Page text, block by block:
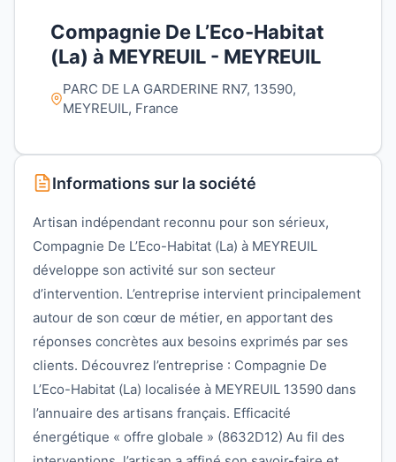
Compagnie De L’Eco-Habitat
(La) à MEYREUIL - MEYREUIL
PARC DE LA GARDERINE RN7, 13590,
MEYREUIL, France
Informations sur la société
Artisan indépendant reconnu pour son sérieux,
Compagnie De L’Eco-Habitat (La) à MEYREUIL
développe son activité sur son secteur
d’intervention. L’entreprise intervient principalement
autour de son cœur de métier, en apportant des
réponses concrètes aux besoins exprimés par ses
clients. Découvrez l’entreprise : Compagnie De
L’Eco-Habitat (La) localisée à MEYREUIL 13590 dans
l’annuaire des artisans français. Efficacité
énergétique « offre globale » (8632D12) Au fil des